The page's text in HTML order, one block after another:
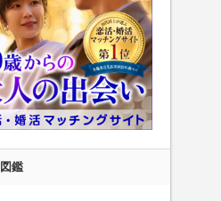
鑑